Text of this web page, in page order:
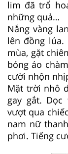
lim đã trổ
những quả…
Nắng vàng
lên đồng lúa.
mùa, gặt
bóng áo
cười nhộn
Mặt trời nhô
gay gắt.
vượt qua
nam nữ
phơi. Tiếng